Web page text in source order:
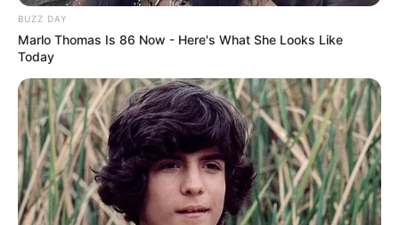
do InfoGripe. —Foto: JASB/Reprodução/Fiocruz .
O trabalho desenvolvido pelos ACS e ACEcontribui para ampliar
o acesso à informação, incentivar a vacinação dos grupos
prioritários e identificar precocemente situações que necessitam de
avaliação médica, fortalecendo as ações deProteção Social e
Atenção Básica em Saúde.
BUZZ DAY
Marlo Thomas Is 86 Now - Here's What She Looks Like
Today